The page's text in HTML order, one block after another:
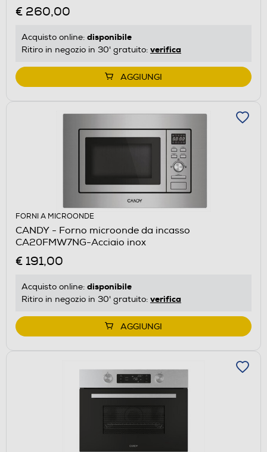
€ 260,00
Acquisto online: disponibile
Ritiro in negozio in 30' gratuito: verifica
AGGIUNGI
FORNI A MICROONDE
CANDY - Forno microonde da incasso
CA20FMW7NG-Acciaio inox
€ 191,00
Acquisto online: disponibile
Ritiro in negozio in 30' gratuito: verifica
AGGIUNGI